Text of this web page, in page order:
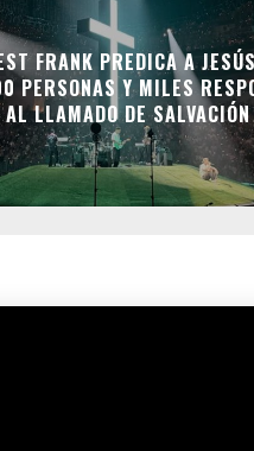
FRANK PREDICA A
PERSONAS Y MILES
AL LLAMADO DE SALVACIÓN